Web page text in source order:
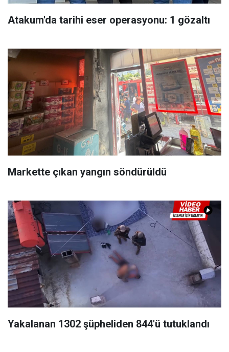
Atakum'da tarihi eser operasyonu: 1 gözaltı
Markette çıkan yangın söndürüldü
Yakalanan 1302 şüpheliden 844'ü tutuklandı